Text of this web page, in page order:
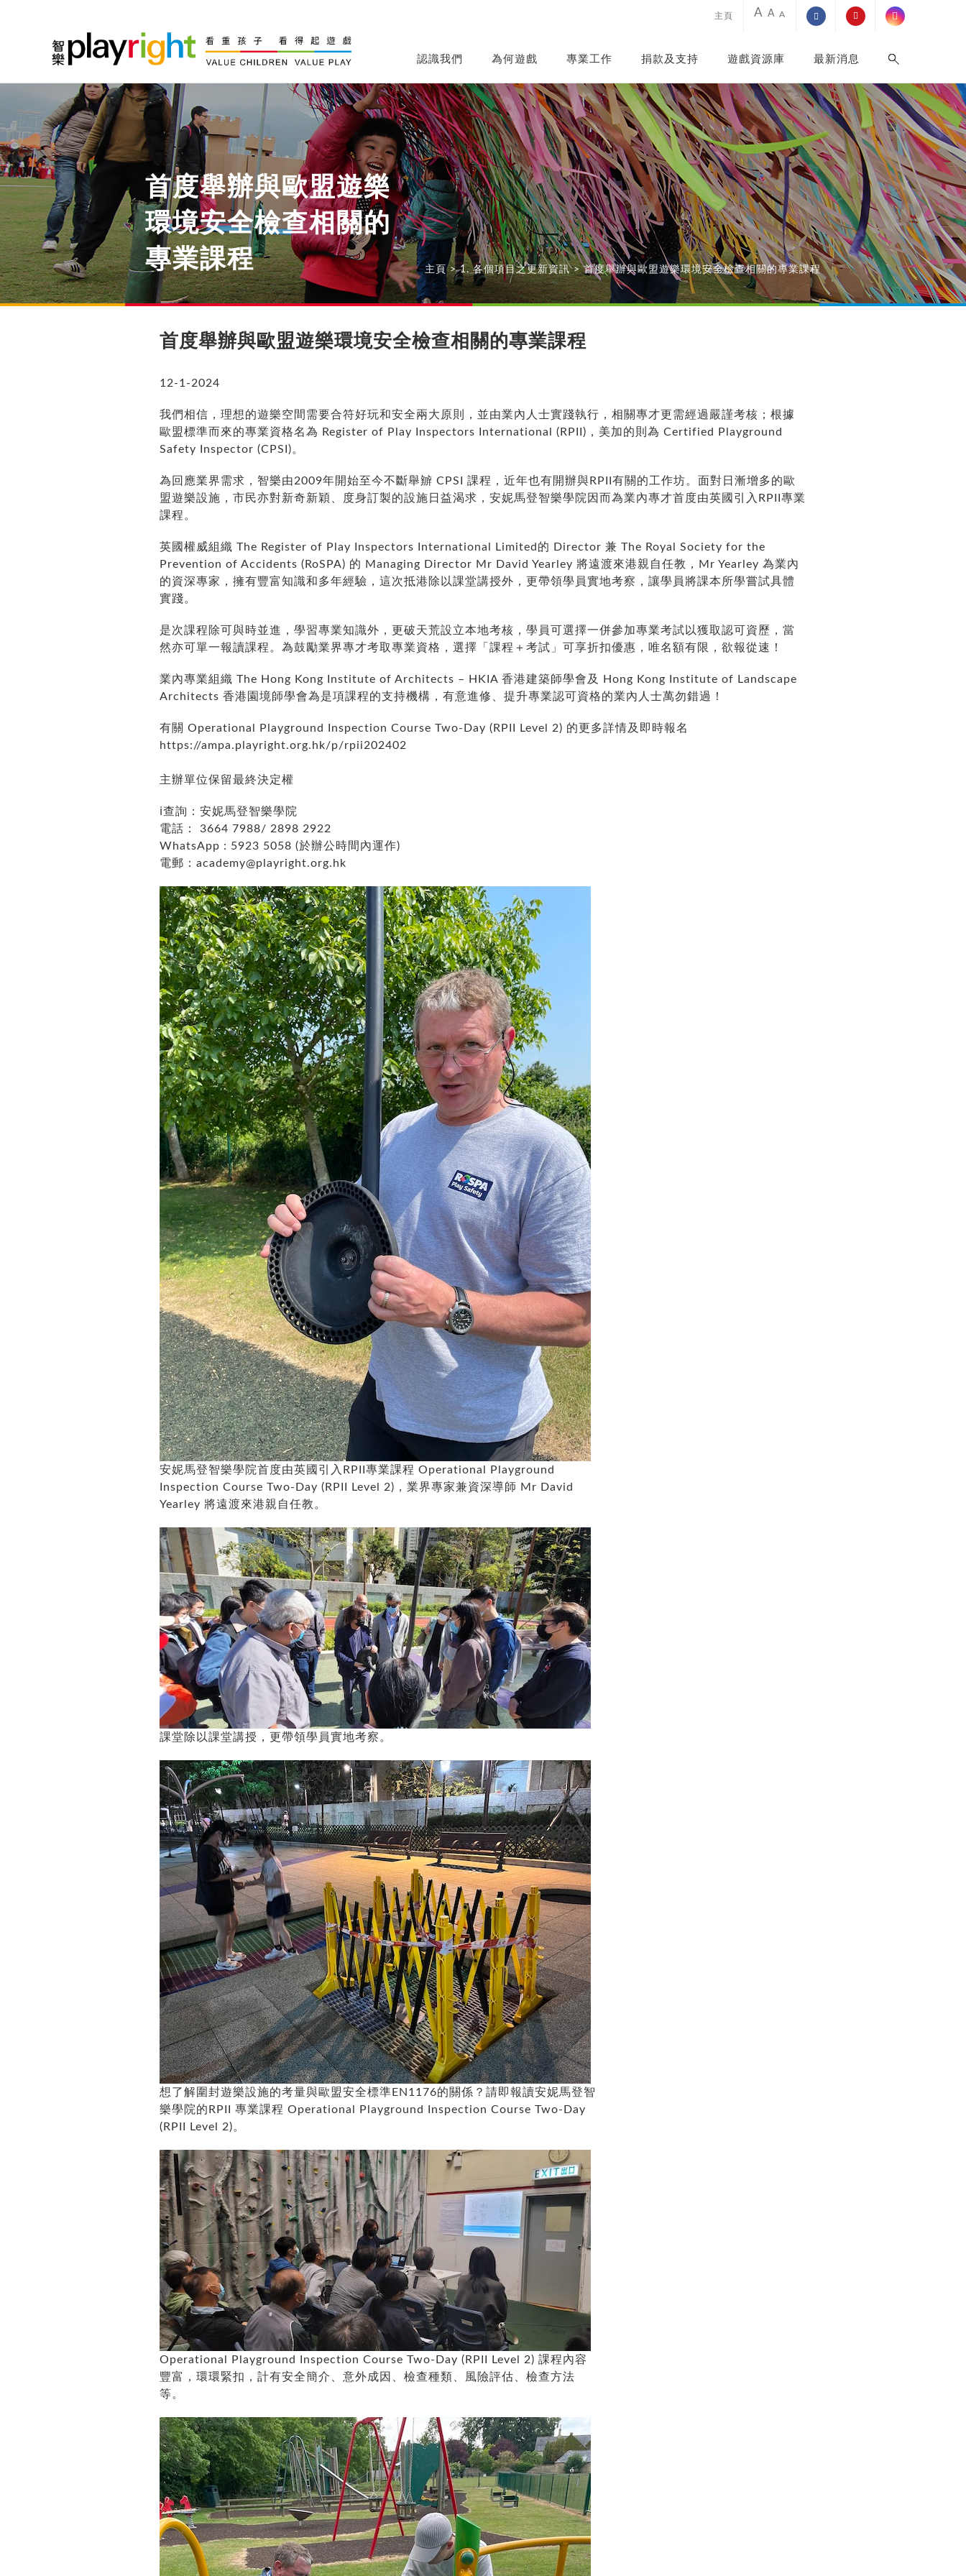
主頁 A A A
認識我們 為何遊戲 專業工作 捐款及支持 遊戲資源庫 最新消息
首度舉辦與歐盟遊樂
環境安全檢查相關的
專業課程
主頁 > 1. 各個項目之更新資訊 > 首度舉辦與歐盟遊樂環境安全檢查相關的專業課程
首度舉辦與歐盟遊樂環境安全檢查相關的專業課程
12-1-2024
我們相信，理想的遊樂空間需要合符好玩和安全兩大原則，並由業內人士實踐執行，相關專才更需經過嚴謹考核；根據
歐盟標準而來的專業資格名為 Register of Play Inspectors
International ( RPII ) ，美加的則為 Certified Playground
Safety
Inspector (CPSI)。
為回應業界需求，智樂由2009年開始至今不斷舉辧 CPSI 課程，近年也有開辦與RPII有關的工作坊。面對日漸增多的歐
盟遊樂設施，市民亦對新奇新穎、度身訂製的設施日益渴求，安妮馬登智樂學院因而為業內專才首度由英國引入RPII專業
課程。
英國權威組織 The Register of Play Inspectors International Limited的 Director 兼 The Royal Society for the
Prevention of Accidents (RoSPA) 的 Managing Director Mr David Yearley 將遠渡來港親自任教，Mr Yearley 為業內
的資深專家，擁有豐富知識和多年經驗，這次抵港除以課堂講授外，更帶領學員實地考察，讓學員將課本所學嘗試具體
實踐。
是次課程除可與時並進，學習專業知識外，更破天荒設立本地考核，學員可選擇一併參加專業考試以獲取認可資歷，當
然亦可單一報讀課程。為鼓勵業界專才考取專業資格，選擇「課程＋考試」可享折扣優惠，唯名額有限，欲報從速！
業內專業組織 The Hong Kong Institute of Architects – HKIA 香港建築師學會及
Hong Kong Institute of Landscape
Architects 香港園境師學會為是項課程的支持機構，有意進修、提升專業認可資格的業內人士萬勿錯過！
有關 Operational Playground Inspection Course Two- Day (RPII Level 2) 的更多詳情及即時報名
https://ampa.playright.org.hk/p/rpii202402
主辦單位保留最終決定權
ℹ️查詢：安妮馬登智樂學院
電話 ： 3664 7988/ 2898 2922
WhatsApp : 5923 5058 (於辦公時間內運作)
電郵： academy@playright.org.hk
安妮馬登智樂學院首度由英國引入RPII專業課程 Operational Playground
Inspection Course Two-Day (RPII Level 2)，業界專家兼資深導師 Mr David
Yearley 將遠渡來港親自任教。
課堂除以課堂講授，更帶領學員實地考察。
想了解圍封遊樂設施的考量與歐盟安全標準EN1176的關係？請即報讀安妮馬登智
樂學院的RPII 專業課程 Operational Playground Inspection Course Two-Day
(RPII Level 2)。
Operational Playground Inspection Course Two-Day (RPII Level 2) 課程內容
豐富，環環緊扣，計有安全簡介、意外成因、檢查種類、風險評估、檢查方法
等。